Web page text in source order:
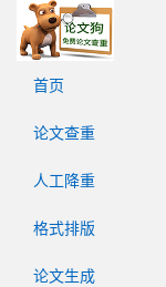
首页
论文查重
人工降重
格式排版
论文生成